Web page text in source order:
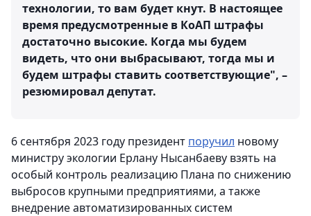
технологии, то вам будет кнут. В настоящее
время предусмотренные в КоАП штрафы
достаточно высокие. Когда мы будем
видеть, что они выбрасывают, тогда мы и
будем штрафы ставить соответствующие", –
резюмировал депутат.
6 сентября 2023 году президент поручил новому
министру экологии Ерлану Нысанбаеву взять на
особый контроль реализацию Плана по снижению
выбросов крупными предприятиями, а также
внедрение автоматизированных систем